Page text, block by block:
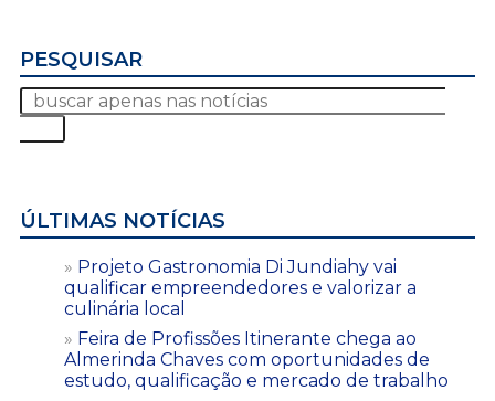
PESQUISAR
ÚLTIMAS NOTÍCIAS
Projeto Gastronomia Di Jundiahy vai
qualificar empreendedores e valorizar a
culinária local
Feira de Profissões Itinerante chega ao
Almerinda Chaves com oportunidades de
estudo, qualificação e mercado de trabalho